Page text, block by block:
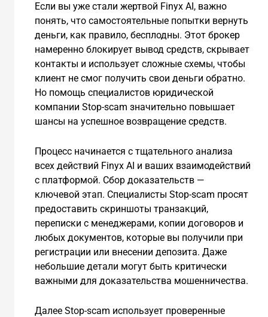
Если вы уже стали жертвой Finyx AI, важно
понять, что самостоятельные попытки вернуть
деньги, как правило, бесплодны. Этот брокер
намеренно блокирует вывод средств, скрывает
контакты и использует сложные схемы, чтобы
клиент не смог получить свои деньги обратно.
Но помощь специалистов юридической
компании Stop-scam значительно повышает
шансы на успешное возвращение средств.
Процесс начинается с тщательного анализа
всех действий Finyx AI и ваших взаимодействий
с платформой. Сбор доказательств —
ключевой этап. Специалисты Stop-scam просят
предоставить скриншоты транзакций,
переписки с менеджерами, копии договоров и
любых документов, которые вы получили при
регистрации или внесении депозита. Даже
небольшие детали могут быть критически
важными для доказательства мошенничества.
Далее Stop-scam использует проверенные